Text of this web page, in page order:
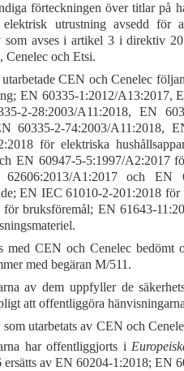
förteckningen över titlar på
elektrisk utrustning avsedd
som avses i artikel 3 i direktiv
Cenelec och Etsi.
CEN och Cenelec
EN 60335-1:2012/
2-28:2003/A11:2018, EN
60335-2-74:2003/A11:2018,
för elektriska
EN 60947-5-5:1997/A2:2017
62606:2013/A1:2017 och
EN IEC 61010-2-201:2018
bruksföremål; EN 61643-
med CEN och Cenelec bedömt
med begäran M/511.
av dem uppfyller de
att offentliggöra
utarbetats av CEN och
har offentliggjorts i
av EN 60204-1:2018; EN